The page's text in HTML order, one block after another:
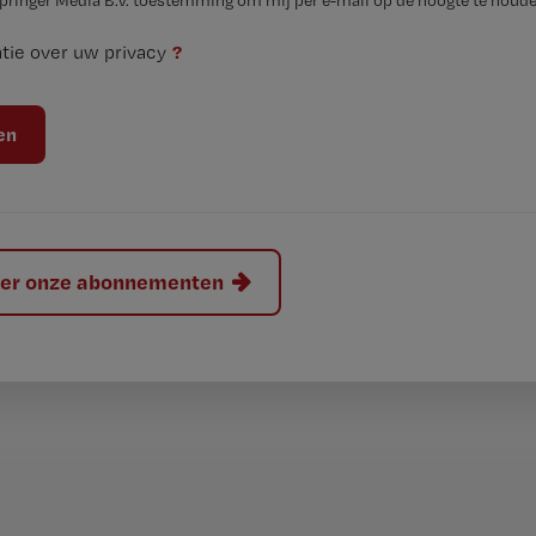
over uw privacy ?
onze abonnementen